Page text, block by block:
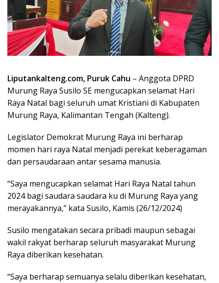
Liputankalteng.com, Puruk Cahu – Anggota DPRD
Murung Raya Susilo SE mengucapkan selamat Hari
Raya Natal bagi seluruh umat Kristiani di Kabupaten
Murung Raya, Kalimantan Tengah (Kalteng).
Legislator Demokrat Murung Raya ini berharap
momen hari raya Natal menjadi perekat keberagaman
dan persaudaraan antar sesama manusia.
“Saya mengucapkan selamat Hari Raya Natal tahun
2024 bagi saudara saudara ku di Murung Raya yang
merayakannya,” kata Susilo, Kamis (26/12/2024)
Susilo mengatakan secara pribadi maupun sebagai
wakil rakyat berharap seluruh masyarakat Murung
Raya diberikan kesehatan.
“Saya berharap semuanya selalu diberikan kesehatan,